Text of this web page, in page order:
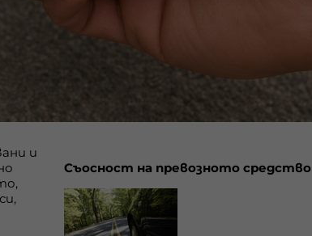
и
Съосност на превозното средство